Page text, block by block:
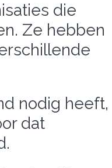
die
Ze hebben
nodig heeft,
dat